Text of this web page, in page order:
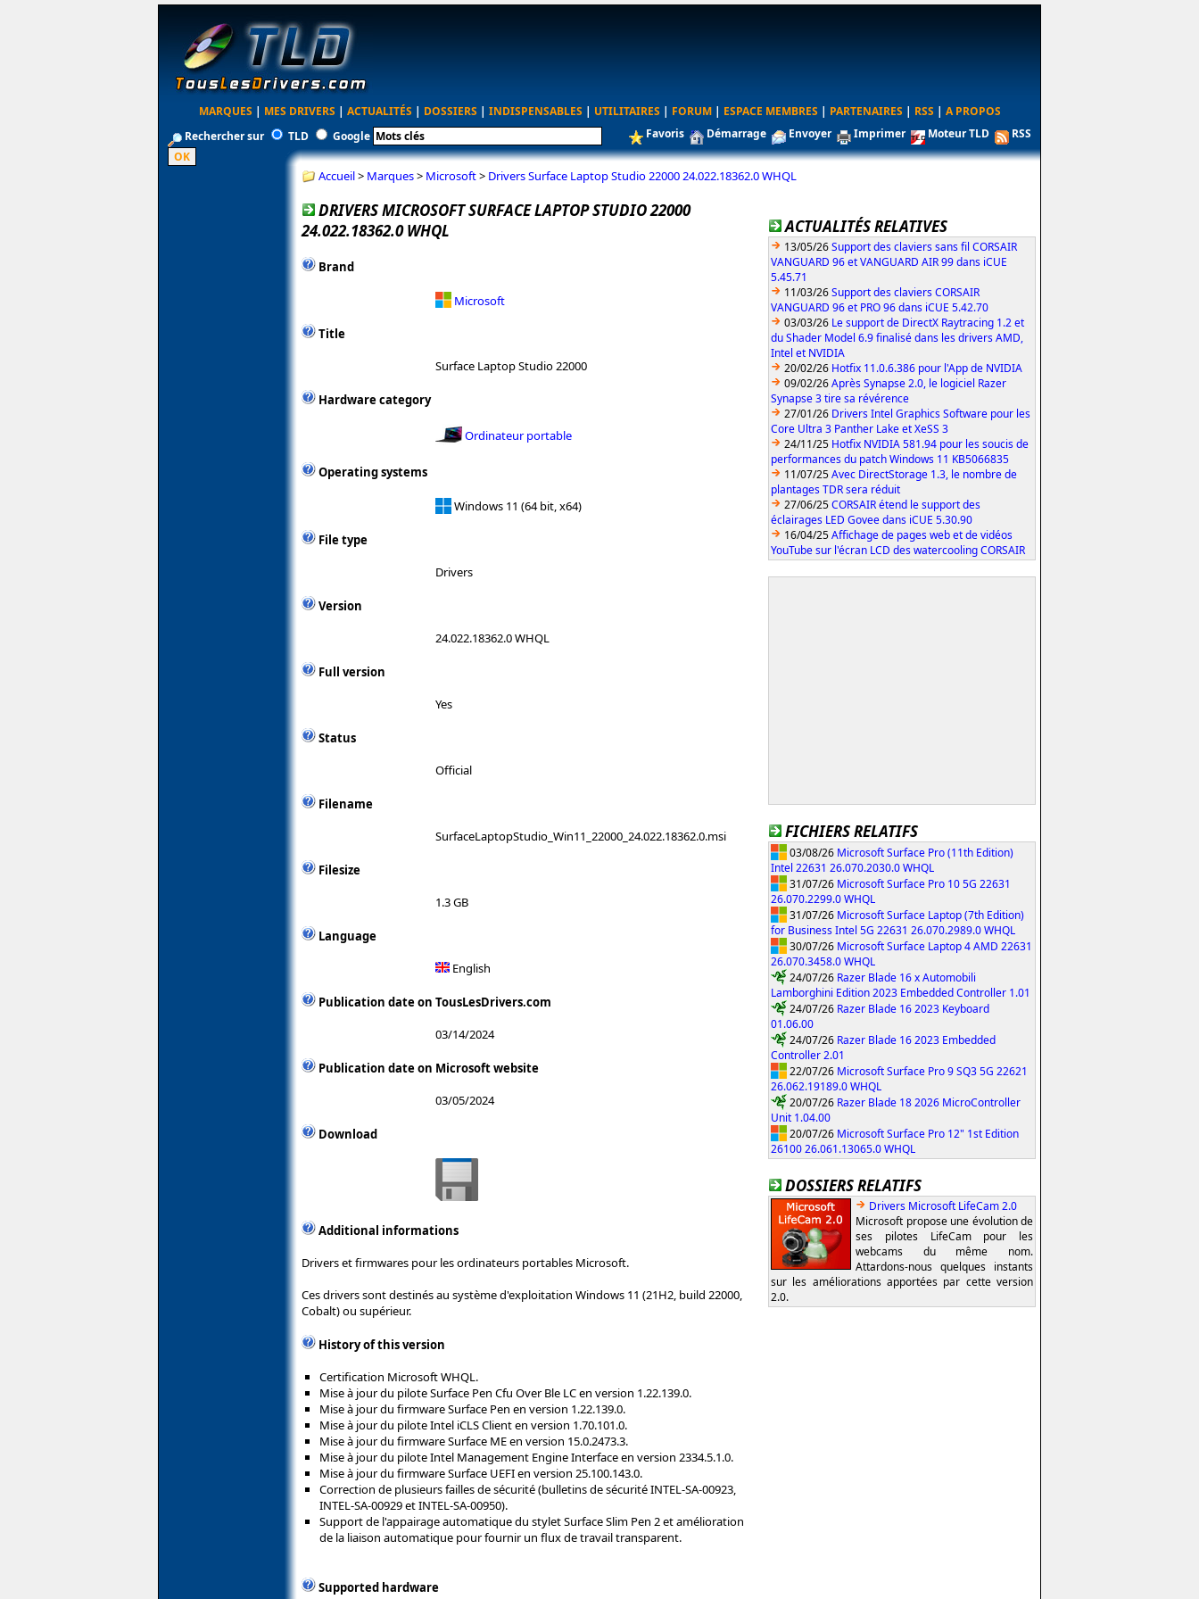
MARQUES | MES DRIVERS | ACTUALITÉS | DOSSIERS | INDISPENSABLES | UTILITAIRES | FORUM | ESPACE MEMBRES | PARTENAIRES | RSS | A PROPOS
Rechercher sur
TLD Google Favoris Démarrage Envoyer Imprimer Moteur TLD RSS
Accueil> Marques> Microsoft> Drivers Surface Laptop Studio 22000 24.022.18362.0 WHQL
DRIVERS MICROSOFT SURFACE LAPTOP STUDIO 22000
24.022.18362.0 WHQL
Brand
Microsoft
Title
Surface Laptop Studio 22000
Hardware category
Ordinateur portable
Operating systems
Windows 11 (64 bit, x64)
File type
Drivers
Version
24.022.18362.0 WHQL
Full version
Yes
Status
Official
Filename
SurfaceLaptopStudio_Win11_22000_24.022.18362.0.msi
Filesize
1.3 GB
Language
English
Publication date on TousLesDrivers.com
03/14/2024
Publication date on Microsoft website
03/05/2024
Download
Additional informations
Drivers et firmwares pour les ordinateurs portables Microsoft.
Ces drivers sont destinés au système d'exploitation Windows 11 (21H2, build 22000,
Cobalt) ou supérieur.
History of this version
Certification Microsoft WHQL.
Mise à jour du pilote Surface Pen Cfu Over Ble LC en version 1.22.139.0.
Mise à jour du firmware Surface Pen en version 1.22.139.0.
Mise à jour du pilote Intel iCLS Client en version 1.70.101.0.
Mise à jour du firmware Surface ME en version 15.0.2473.3.
Mise à jour du pilote Intel Management Engine Interface en version 2334.5.1.0.
Mise à jour du firmware Surface UEFI en version 25.100.143.0.
Correction de plusieurs failles de sécurité (bulletins de sécurité INTEL-SA-00923,
INTEL-SA-00929 et INTEL-SA-00950).
Support de l'appairage automatique du stylet Surface Slim Pen 2 et amélioration
de la liaison automatique pour fournir un flux de travail transparent.
Supported hardware
ACTUALITÉS RELATIVES
13/05/26Support des claviers sans fil CORSAIR
VANGUARD 96 et VANGUARD AIR 99 dans iCUE
5.45.71
11/03/26Support des claviers CORSAIR
VANGUARD 96 et PRO 96 dans iCUE 5.42.70
03/03/26 Le support de DirectX Raytracing 1.2 et
du Shader Model 6.9 finalisé dans les drivers AMD,
Intel et NVIDIA
20/02/26 Hotfix 11.0.6.386 pour l'App de NVIDIA
09/02/26Après Synapse 2.0, le logiciel Razer
Synapse 3 tire sa révérence
27/01/26 Drivers Intel Graphics Software pour les
Core Ultra 3 Panther Lake et XeSS 3
24/11/25 Hotfix NVIDIA 581.94 pour les soucis de
performances du patch Windows 11 KB5066835
11/07/25Avec DirectStorage 1.3, le nombre de
plantages TDR sera réduit
27/06/25CORSAIR étend le support des
éclairages LED Govee dans iCUE 5.30.90
16/04/25Affichage de pages web et de vidéos
YouTube sur l'écran LCD des watercooling CORSAIR
FICHIERS RELATIFS
03/08/26 Microsoft Surface Pro (11th Edition)
Intel 22631 26.070.2030.0 WHQL
31/07/26 Microsoft Surface Pro 10 5G 22631
26.070.2299.0 WHQL
31/07/26 Microsoft Surface Laptop (7th Edition)
for Business Intel 5G 22631 26.070.2989.0 WHQL
30/07/26 Microsoft Surface Laptop 4 AMD 22631
26.070.3458.0 WHQL
24/07/26 Razer Blade 16 x Automobili
Lamborghini Edition 2023 Embedded Controller 1.01
24/07/26 Razer Blade 16 2023 Keyboard
01.06.00
24/07/26 Razer Blade 16 2023 Embedded
Controller 2.01
22/07/26 Microsoft Surface Pro 9 SQ3 5G 22621
26.062.19189.0 WHQL
20/07/26 Razer Blade 18 2026 MicroController
Unit 1.04.00
20/07/26 Microsoft Surface Pro 12" 1st Edition
26100 26.061.13065.0 WHQL
DOSSIERS RELATIFS
Drivers Microsoft LifeCam 2.0
Microsoft propose une évolution de
ses pilotes LifeCam pour les
webcams du même nom.
Attardons-nous quelques instants
sur les améliorations apportées par cette version
2.0.